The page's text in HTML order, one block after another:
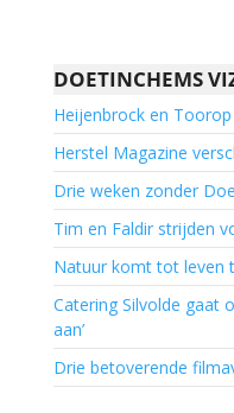
DOETINCHEMS
Heijenbrock en
Herstel Magazine
Drie weken zonder
Tim en Faldir strijden
Natuur komt tot leven
Catering Silvolde gaat
aan’
Drie betoverende